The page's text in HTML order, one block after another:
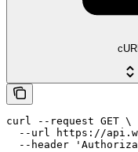
curl --request GET \
--url https://
--header